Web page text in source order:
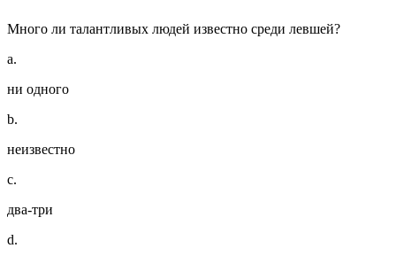
Много ли талантливых людей известно среди левшей?
a.
ни одного
b.
неизвестно
c.
два-три
d.